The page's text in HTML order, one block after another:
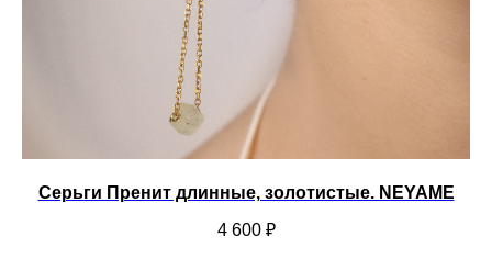
Серьги Пренит длинные, золотистые. NEYAME
4 600 ₽